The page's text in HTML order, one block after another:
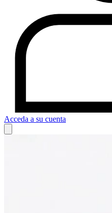
Acceda a su cuenta